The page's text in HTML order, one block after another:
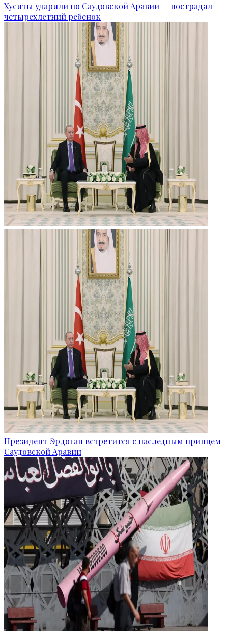
Хуситы ударили по Саудовской Аравии — пострадал
четырехлетний ребенок
Президент Эрдоган встретится с наследным принцем
Саудовской Аравии